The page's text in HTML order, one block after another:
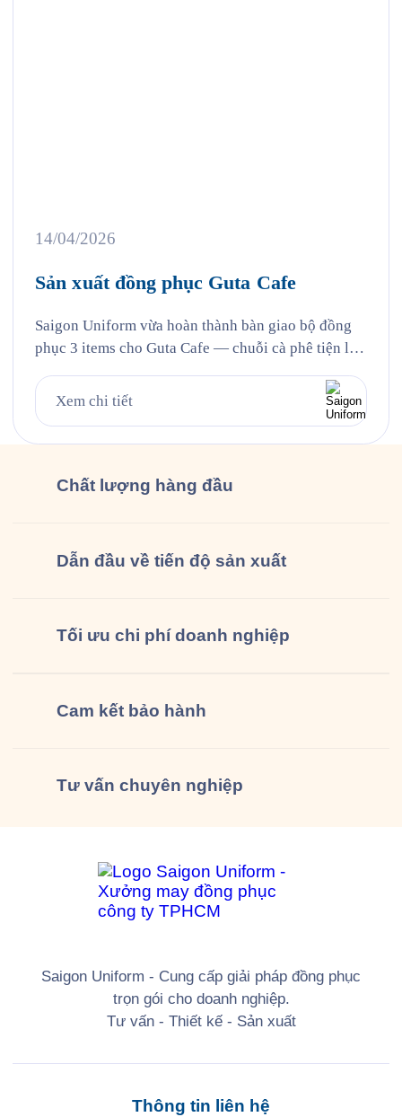
14/04/2026
Sản xuất đồng phục Guta Cafe
Saigon Uniform vừa hoàn thành bàn giao bộ đồng
phục 3 items cho Guta Cafe — chuỗi cà phê tiện lợi
triệu người Việt đã quen với thói quen “dừng lại tí
và làm ly Guta nhé!” mỗi ngày. Bộ đồng phục gồm
Xem chi tiết
Chất lượng hàng đầu
Dẫn đầu về tiến độ sản xuất
Tối ưu chi phí doanh nghiệp
Cam kết bảo hành
Tư vấn chuyên nghiệp
Saigon Uniform - Cung cấp giải pháp đồng phục
trọn gói cho doanh nghiệp.
Tư vấn - Thiết kế - Sản xuất
Thông tin liên hệ